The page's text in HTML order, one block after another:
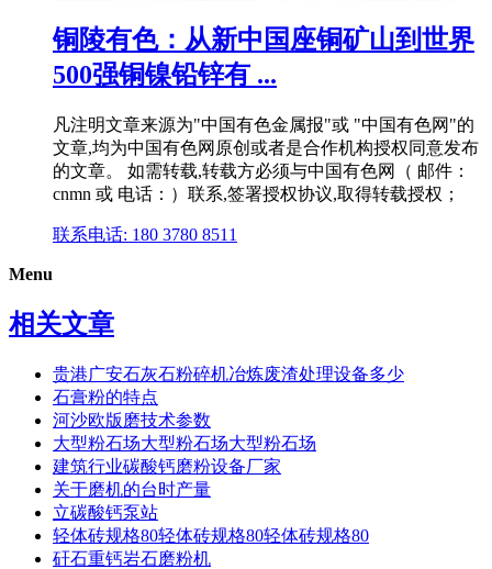
铜陵有色：从新中国座铜矿山到世界
500强铜镍铅锌有 ...
凡注明文章来源为"中国有色金属报"或 "中国有色网"的
文章,均为中国有色网原创或者是合作机构授权同意发布
的文章。 如需转载,转载方必须与中国有色网（ 邮件：
cnmn 或 电话：）联系,签署授权协议,取得转载授权；
联系电话: 180 3780 8511
Menu
相关文章
贵港广安石灰石粉碎机冶炼废渣处理设备多少
石膏粉的特点
河沙欧版磨技术参数
大型粉石场大型粉石场大型粉石场
建筑行业碳酸钙磨粉设备厂家
关于磨机的台时产量
立碳酸钙泵站
轻体砖规格80轻体砖规格80轻体砖规格80
矸石重钙岩石磨粉机